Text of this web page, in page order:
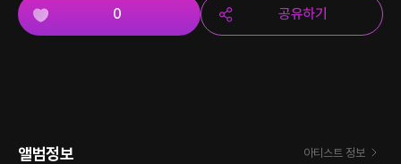
0 공유하기
앨범정보 아티스트 정보